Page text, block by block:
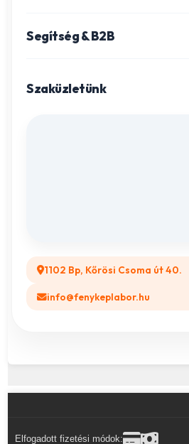
Igazolványkép készítés
Gravírozott ajándékok
Segítség & B2B
Szaküzletünk
1102 Bp, Kőrösi Csoma út 40.
info@fenykeplabor.hu
Elfogadott fizetési módok: